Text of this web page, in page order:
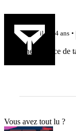
il y a 4 ans
Une absence de
Vous avez tout lu ?